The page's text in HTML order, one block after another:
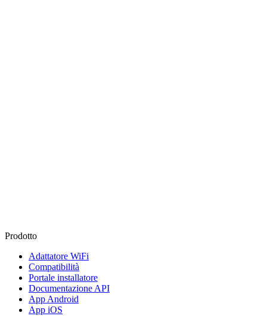
Prodotto
Adattatore WiFi
Compatibilità
Portale installatore
Documentazione API
App Android
App iOS